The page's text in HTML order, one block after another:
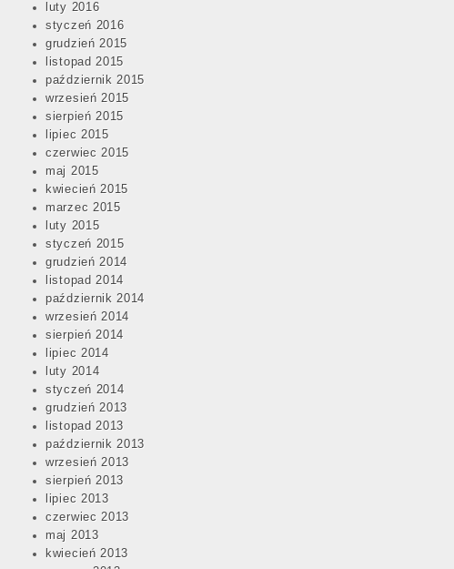
luty 2016
styczeń 2016
grudzień 2015
listopad 2015
październik 2015
wrzesień 2015
sierpień 2015
lipiec 2015
czerwiec 2015
maj 2015
kwiecień 2015
marzec 2015
luty 2015
styczeń 2015
grudzień 2014
listopad 2014
październik 2014
wrzesień 2014
sierpień 2014
lipiec 2014
luty 2014
styczeń 2014
grudzień 2013
listopad 2013
październik 2013
wrzesień 2013
sierpień 2013
lipiec 2013
czerwiec 2013
maj 2013
kwiecień 2013